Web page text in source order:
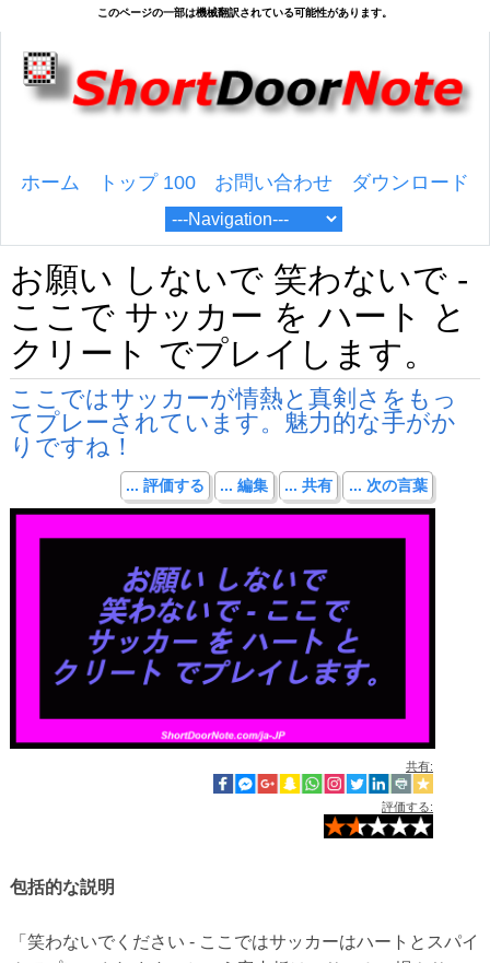
ホーム トップ 100 お問い合わせ ダウンロード
お願い しないで 笑わないで -
ここで サッカー を ハート と
クリート でプレイします。
ここではサッカーが情熱と真剣さをもっ
てプレーされています。魅力的な手がか
りですね！
... 評価する ... 編集 ... 共有 ... 次の言葉
共有:
評価する:
包括的な説明
「笑わないでください - ここではサッカーはハートとスパイ